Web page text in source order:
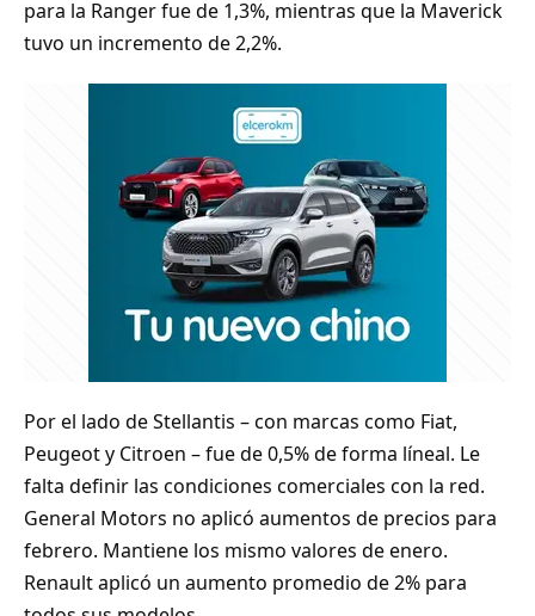
para la Ranger fue de 1,3%, mientras que la Maverick
tuvo un incremento de 2,2%.
Por el lado de Stellantis – con marcas como Fiat,
Peugeot y Citroen – fue de 0,5% de forma líneal. Le
falta definir las condiciones comerciales con la red.
General Motors no aplicó aumentos de precios para
febrero. Mantiene los mismo valores de enero.
Renault aplicó un aumento promedio de 2% para